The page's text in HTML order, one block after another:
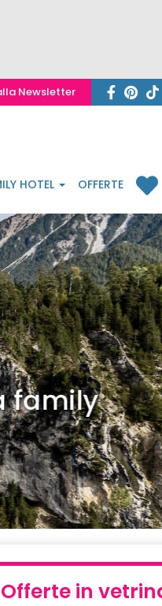
Newsletter
HOTEL OFFERTE
family
Offerte in